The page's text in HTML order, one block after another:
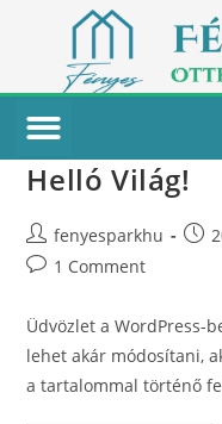
Helló Világ!
fenyesparkhu
1 Comment
Üdvözlet a WordPress-
lehet akár módosítani,
a tartalommal történő